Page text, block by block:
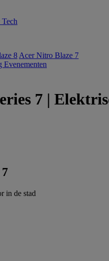
8 Acer Nitro Blaze 7
Evenementen
7 |
in de stad